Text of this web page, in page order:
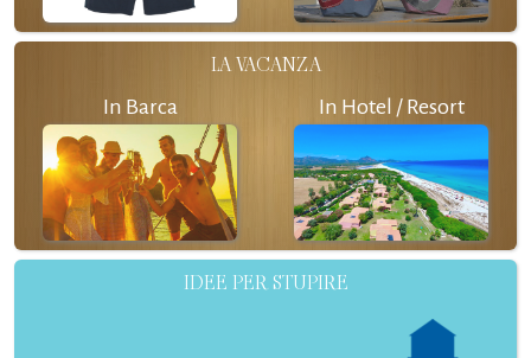
LA VACANZA
In Barca In Hotel / Resort
IDEE PER STUPIRE